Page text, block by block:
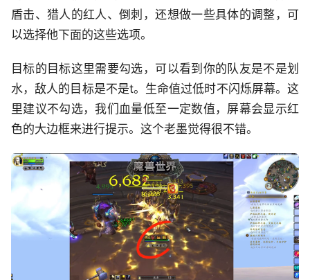
盾击、猎人的红人、倒刺，还想做一些具体的调整，可
以选择他下面的这些选项。
目标的目标这里需要勾选，可以看到你的队友是不是划
水，敌人的目标是不是t。生命值过低时不闪烁屏幕。这
里建议不勾选，我们血量低至一定数值，屏幕会显示红
色的大边框来进行提示。这个老墨觉得很不错。